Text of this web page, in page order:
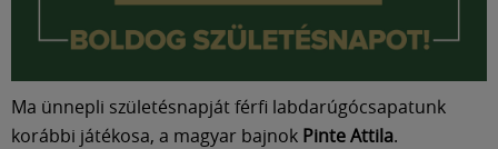
Ma ünnepli születésnapját férfi labdarúgócsapatunk
korábbi játékosa, a magyar bajnok Pinte Attila.